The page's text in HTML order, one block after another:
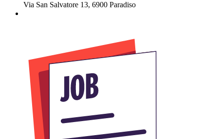
Via San Salvatore 13, 6900 Paradiso